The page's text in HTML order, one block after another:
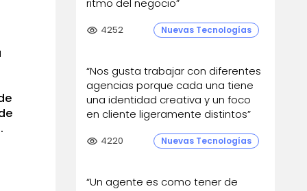
ritmo del negocio”
visibility 4252 Nuevas Tecnologías
“Nos gusta trabajar con diferentes
agencias porque cada una tiene
una identidad creativa y un foco
en cliente ligeramente distintos”
visibility 4220 Nuevas Tecnologías
“Un agente es como tener de